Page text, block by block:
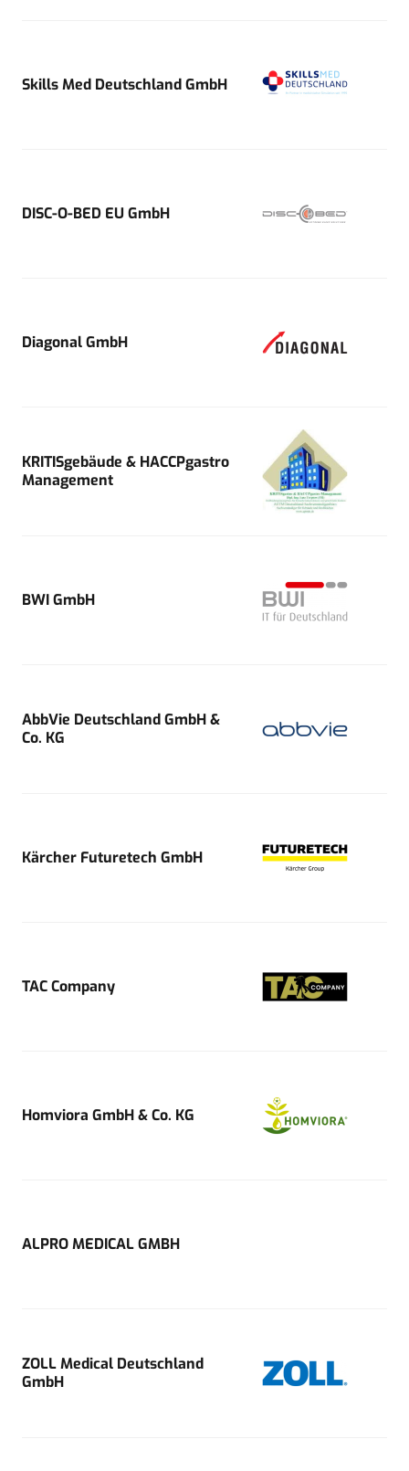
Skills Med Deutschland GmbH
DISC-O-BED EU GmbH
Diagonal GmbH
KRITISgebäude & HACCPgastro
Management
BWI GmbH
AbbVie Deutschland GmbH &
Co. KG
Kärcher Futuretech GmbH
TAC Company
Homviora GmbH & Co. KG
ALPRO MEDICAL GMBH
ZOLL Medical Deutschland
GmbH